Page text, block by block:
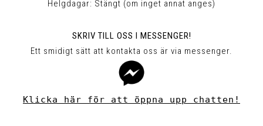
Helgdagar: Stängt (om inget annat anges)
SKRIV TILL OSS I MESSENGER!
Ett smidigt sätt att kontakta oss är via messenger.
Klicka här för att öppna upp chatten!